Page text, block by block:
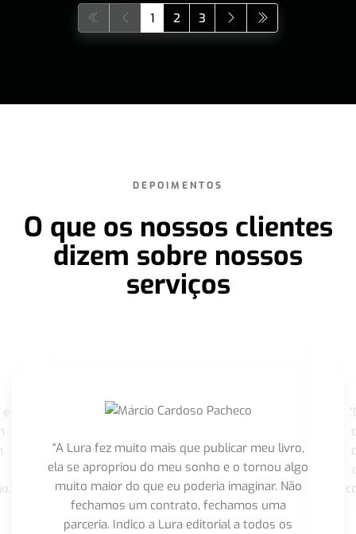
1 2 3
DEPOIMENTOS
O que os nossos clientes
dizem sobre nossos
serviços
“A Lura fez muito mais que publicar meu livro,
ela se apropriou do meu sonho e o tornou algo
muito maior do que eu poderia imaginar. Não
fechamos um contrato, fechamos uma
parceria. Indico a Lura editorial a todos os